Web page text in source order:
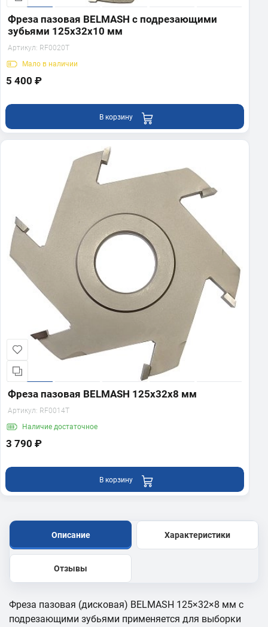
Фреза пазовая BELMASH с подрезающими
зубьями 125х32х10 мм
Артикул: RF0020T
Мало в наличии
5 400 ₽
В корзину
Фреза пазовая BELMASH 125х32х8 мм
Артикул: RF0014T
Наличие достаточное
3 790 ₽
В корзину
Описание Характеристики
Отзывы
Фреза пазовая (дисковая) BELMASH 125×32×8 мм с
подрезающими зубьями применяется для выборки